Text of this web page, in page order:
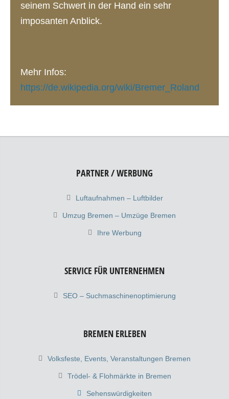
seinem Schwert in der Hand ein sehr
imposanten Anblick.
Mehr Infos:
https://de.wikipedia.org/wiki/Bremer_Roland
PARTNER / WERBUNG
Luftaufnahmen – Luftbilder
Umzug Bremen – Umzüge Bremen
Ihre Werbung
SERVICE FÜR UNTERNEHMEN
SEO – Suchmaschinenoptimierung
BREMEN ERLEBEN
Volksfeste, Events, Veranstaltungen Bremen
Trödel- & Flohmärkte in Bremen
Sehenswürdigkeiten